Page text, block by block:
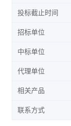
投标截止时间
招标单位
中标单位
代理单位
相关产品
联系方式